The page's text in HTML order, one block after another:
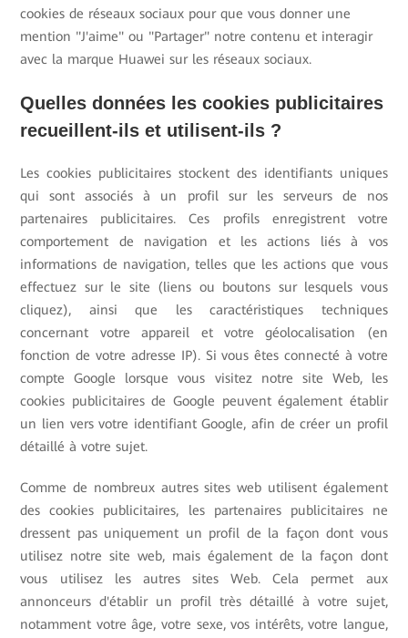
cookies de réseaux sociaux pour que vous donner une
mention "J'aime" ou "Partager" notre contenu et interagir
avec la marque Huawei sur les réseaux sociaux.
Quelles données les cookies publicitaires
recueillent-ils et utilisent-ils ?
Les cookies publicitaires stockent des identifiants uniques
qui sont associés à un profil sur les serveurs de nos
partenaires publicitaires. Ces profils enregistrent votre
comportement de navigation et les actions liés à vos
informations de navigation, telles que les actions que vous
effectuez sur le site (liens ou boutons sur lesquels vous
cliquez), ainsi que les caractéristiques techniques
concernant votre appareil et votre géolocalisation (en
fonction de votre adresse IP). Si vous êtes connecté à votre
compte Google lorsque vous visitez notre site Web, les
cookies publicitaires de Google peuvent également établir
un lien vers votre identifiant Google, afin de créer un profil
détaillé à votre sujet.
Comme de nombreux autres sites web utilisent également
des cookies publicitaires, les partenaires publicitaires ne
dressent pas uniquement un profil de la façon dont vous
utilisez notre site web, mais également de la façon dont
vous utilisez les autres sites Web. Cela permet aux
annonceurs d'établir un profil très détaillé à votre sujet,
notamment votre âge, votre sexe, vos intérêts, votre langue,